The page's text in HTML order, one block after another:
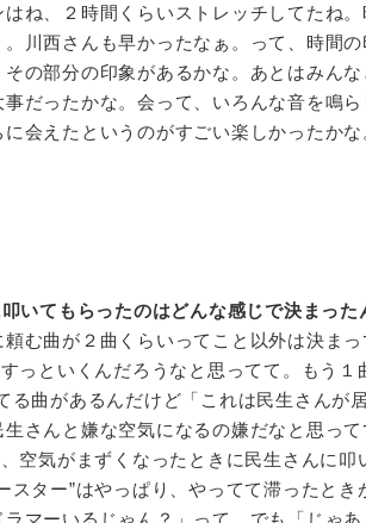
ね、２時間くらいストレッチしてたね。
川西さんも早かったなぁ。って、時間
の部分の印象があるかな。あとはみんな
だったかな。会って、いろんな音を鳴
会えたというのがすごい楽しかったかな
いてもらったのはどんな感じで決まった
む曲が２曲くらいってこと以外は決まっ
っといくんだろうなと思ってて。もう１
る曲があるんだけど「これは民生さんが
さんと嫌な空気になるの嫌だなと思って
空気がまずくなったときに民生さんに叩
スター”はやっぱり、やってて滞ったとき
マーいるじゃん？」って。でも「じゃ